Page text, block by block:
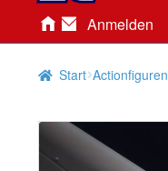
Anmelden
Start Actionfiguren